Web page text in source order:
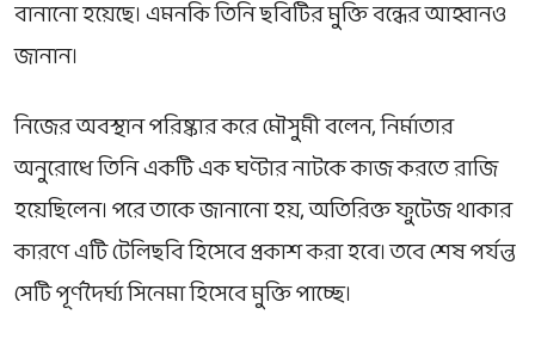
বানানো হয়েছে। এমনকি তিনি ছবিটির মুক্তি বন্ধের আহ্বানও
জানান।
নিজের অবস্থান পরিষ্কার করেমৌসুমীবলেন, নির্মাতার
অনুরোধে তিনি একটি এক ঘণ্টার নাটকে কাজ করতে রাজি
হয়েছিলেন। পরে তাকে জানানো হয়, অতিরিক্ত ফুটেজ থাকার
কারণে এটি টেলিছবি হিসেবে প্রকাশ করা হবে। তবে শেষ পর্যন্ত
সেটি পূর্ণদৈর্ঘ্য সিনেমা হিসেবে মুক্তি পাচ্ছে।